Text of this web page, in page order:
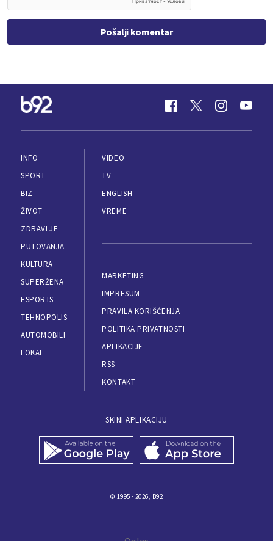
Pošalji komentar
INFO
SPORT
BIZ
ŽIVOT
ZDRAVLJE
PUTOVANJA
KULTURA
SUPERŽENA
ESPORTS
TEHNOPOLIS
AUTOMOBILI
LOKAL
VIDEO
TV
ENGLISH
VREME
MARKETING
IMPRESUM
PRAVILA KORIŠĆENJA
POLITIKA PRIVATNOSTI
APLIKACIJE
RSS
KONTAKT
SKINI APLIKACIJU
© 1995 - 2026, B92